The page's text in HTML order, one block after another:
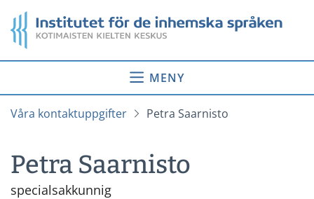
till
innehåll
Startsida
MENY
Våra kontaktuppgifter Petra Saarnisto
Petra Saarnisto
specialsakkunnig